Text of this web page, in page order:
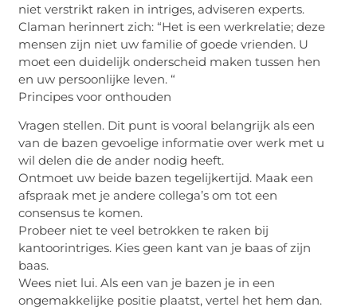
niet verstrikt raken in intriges, adviseren experts.
Claman herinnert zich: “Het is een werkrelatie; deze
mensen zijn niet uw familie of goede vrienden. U
moet een duidelijk onderscheid maken tussen hen
en uw persoonlijke leven. “
Principes voor onthouden
Vragen stellen. Dit punt is vooral belangrijk als een
van de bazen gevoelige informatie over werk met u
wil delen die de ander nodig heeft.
Ontmoet uw beide bazen tegelijkertijd. Maak een
afspraak met je andere collega’s om tot een
consensus te komen.
Probeer niet te veel betrokken te raken bij
kantoorintriges. Kies geen kant van je baas of zijn
baas.
Wees niet lui. Als een van je bazen je in een
ongemakkelijke positie plaatst, vertel het hem dan.